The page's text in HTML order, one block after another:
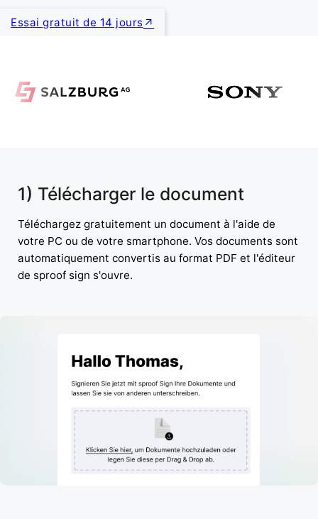
Essai gratuit de 14 jours
1) Télécharger le document
Téléchargez gratuitement un document à l'aide de
votre PC ou de votre smartphone. Vos documents sont
automatiquement convertis au format PDF et l'éditeur
de sproof sign s'ouvre.